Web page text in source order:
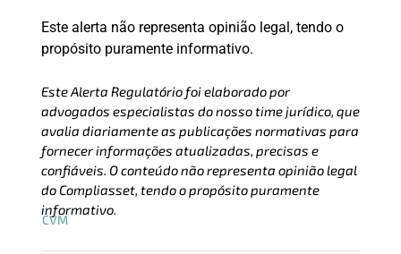
Este alerta não representa opinião legal, tendo o
propósito puramente informativo.
Este Alerta Regulatório foi elaborado por
advogados especialistas do nosso time jurídico, que
avalia diariamente as publicações normativas para
fornecer informações atualizadas, precisas e
confiáveis. O conteúdo não representa opinião legal
do Compliasset, tendo o propósito puramente
informativo.
CVM